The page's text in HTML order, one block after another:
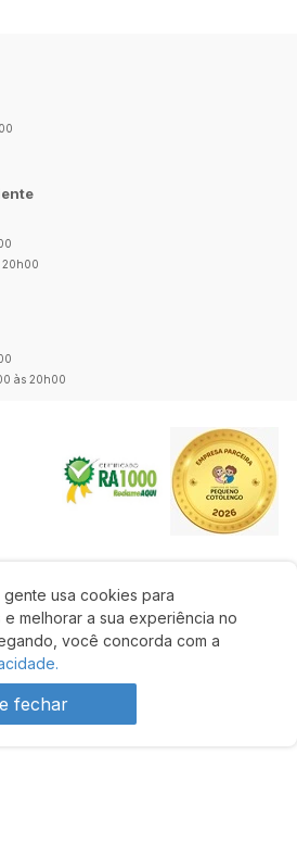
usa cookies para
melhorar a sua experiência no
você concorda com a
Continuar e fechar
20h00
às 20h00